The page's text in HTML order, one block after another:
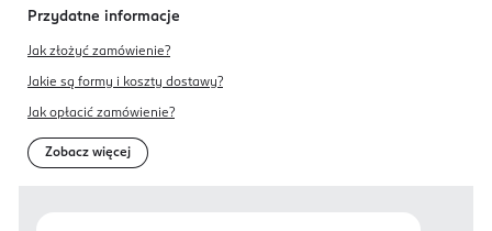
Przydatne informacje
Jak złożyć zamówienie?
Jakie są formy i koszty dostawy?
Jak opłacić zamówienie?
Zobacz więcej